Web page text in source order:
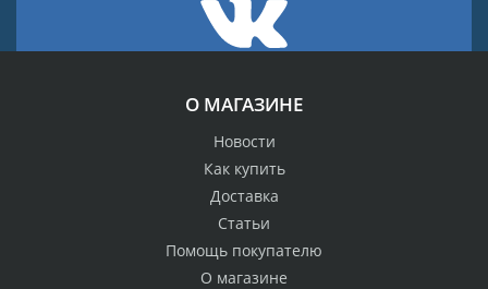
О МАГАЗИНЕ
Новости
Как купить
Доставка
Статьи
Помощь покупателю
О магазине